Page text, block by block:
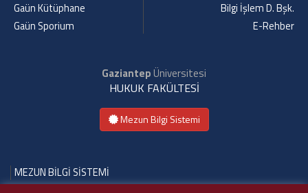
Gaün Kütüphane
Gaün Sporium
Bilgi İşlem D. Bşk.
E-Rehber
GaziantepÜniversitesi
HUKUK FAKÜLTESİ
Mezun Bilgi Sistemi
MEZUN BİLGİ SİSTEMİ